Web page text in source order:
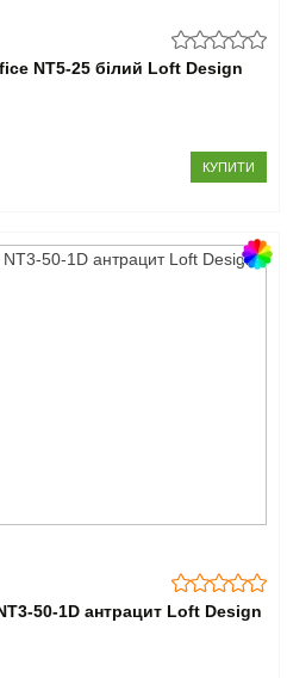
NT5-25 білий Loft Design
КУПИТИ
50-1D антрацит Loft Design